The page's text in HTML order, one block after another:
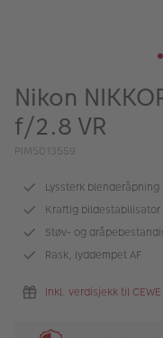
Kampanjer
Merker
Fotokurs
Inspirasjon
Butikkoversikt
Nikon
f/2.8 VR
PIM5013559
Lyssterk
Kraftig bildestabilisator
Støv- og
Rask, lyddempet AF
Inkl. verdisjekk til